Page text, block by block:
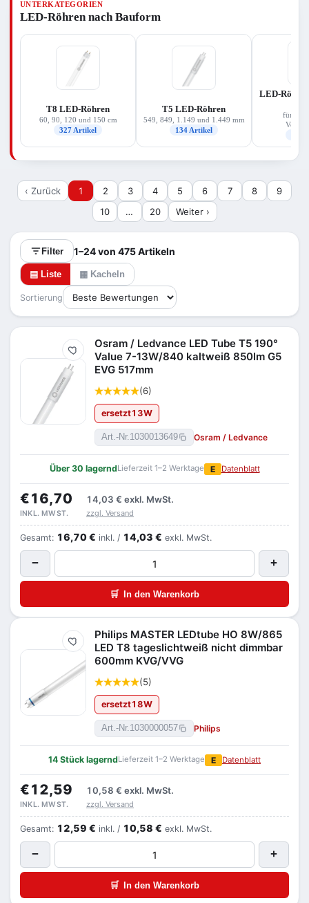
für Ihre Leuchte, die passende Lichtfarbe
(warmweiß bis kaltweiß) und vor allem die
Betriebsart Ihres vorhandenen Vorschaltgeräts.
Das Sortiment deckt Ersatzleistungen von rund 14
bis 58 W ab und stammt überwiegend von
Osram/Ledvance und Philips.
UNTERKATEGORIEN
LED-Röhren nach Bauform
T8 LED-Röhren
60, 90, 120 und 150 cm
327 Artikel
T5 LED-Röhren
549, 849, 1.149 und 1.449 mm
134 Artikel
LED-
für
‹ Zurück 1 2 3 4 5 6 7 8
9
10
… 20 Weiter ›
Filter 1–24 von 475 Artikeln
▤ Liste ▦ Kacheln
Sortierung
Merken
Osram / Ledvance LED Tube T5 190°
Value 7-13W/840 kaltweiß 850lm G5
EVG 517mm
(6)
ersetzt13W
Art.-Nr.1030013649 Osram / Ledvance
Über 30 lagerndLieferzeit 1–2 Werktage E Datenblatt
€16,70 14,03 € exkl. MwSt.
INKL. MWST. zzgl. Versand
Gesamt: 16,70 € inkl. / 14,03 € exkl. MwSt.
− +
🛒 In den Warenkorb
Merken
Philips MASTER LEDtube HO 8W/865
LED T8 tageslichtweiß nicht dimmbar
600mm KVG/VVG
(5)
ersetzt18W
Art.-Nr.1030000057 Philips
14 Stück lagerndLieferzeit 1–2 Werktage E Datenblatt
€12,59 10,58 € exkl. MwSt.
INKL. MWST. zzgl. Versand
Gesamt: 12,59 € inkl. / 10,58 € exkl. MwSt.
− +
🛒 In den Warenkorb